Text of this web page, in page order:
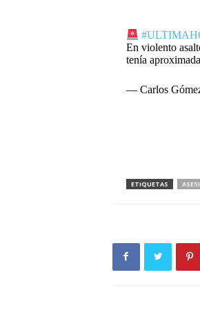
En violento
tenía
— Carlos
ETIQUETAS